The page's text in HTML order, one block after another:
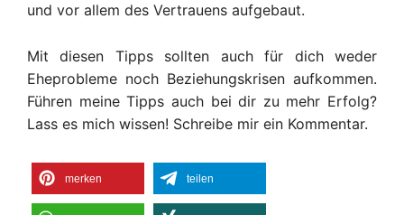
und vor allem des Vertrauens aufgebaut.
Mit diesen Tipps sollten auch für dich weder
Eheprobleme noch Beziehungskrisen aufkommen.
Führen meine Tipps auch bei dir zu mehr Erfolg?
Lass es mich wissen! Schreibe mir ein Kommentar.
merken teilen